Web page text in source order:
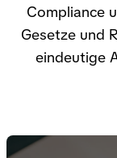
Compliance
Gesetze und
eindeutige